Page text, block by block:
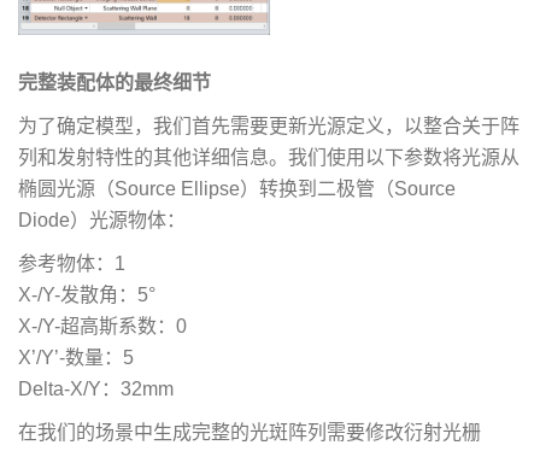
完整装配体的最终细节
为了确定模型，我们首先需要更新光源定义，以整合关于阵
列和发射特性的其他详细信息。我们使用以下参数将光源从
椭圆光源（Source Ellipse）转换到二极管（Source
Diode）光源物体：
参考物体：1
X-/Y-发散角：5°
X-/Y-超高斯系数：0
X’/Y’-数量：5
Delta-X/Y：32mm
在我们的场景中生成完整的光斑阵列需要修改衍射光栅